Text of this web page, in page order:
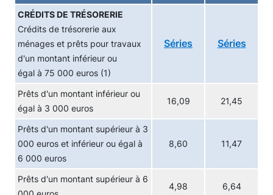
CRÉDITS DE TRÉSORERIE
Crédits de trésorerie aux
ménages et prêts pour travaux
d'un montant inférieur ou
égal à 75 000 euros (1)
Séries Séries
Prêts d'un montant inférieur ou
égal à 3 000 euros
16,09 21,45
Prêts d'un montant supérieur à 3
000 euros et inférieur ou égal à
6 000 euros
8,60 11,47
Prêts d'un montant supérieur à 6
4,98 6,64